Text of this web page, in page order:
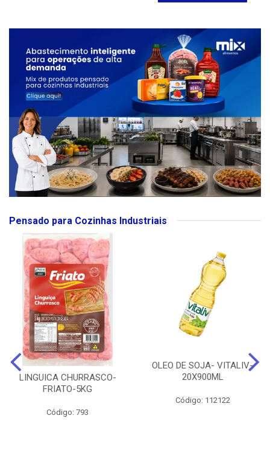
Pensado para Cozinhas Industriais
LINGUICA CHURRASCO-
FRIATO-5KG
Código: 793
OLEO DE SOJA- VITALIV-
20X900ML
Código: 112122